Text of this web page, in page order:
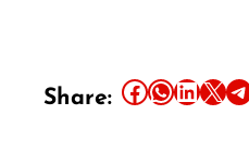
Share: Share this article on Facebook Share this article on WhatsApp Share this article on LinkedIn Share this article on X Share this article on Telegram